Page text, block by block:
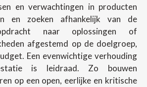
en verwachtingen in producten
en zoeken afhankelijk van de
opdracht naar oplossingen of
afgestemd op de doelgroep,
Een evenwichtige verhouding
is leidraad. Zo bouwen
op een open, eerlijke en kritische